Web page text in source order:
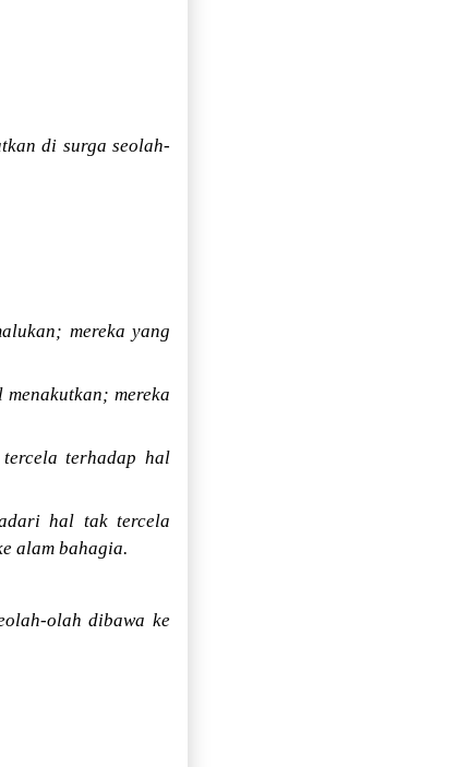
di surga seolah-
mereka yang
mereka
terhadap hal
hal tak tercela
alam bahagia.
olah dibawa ke